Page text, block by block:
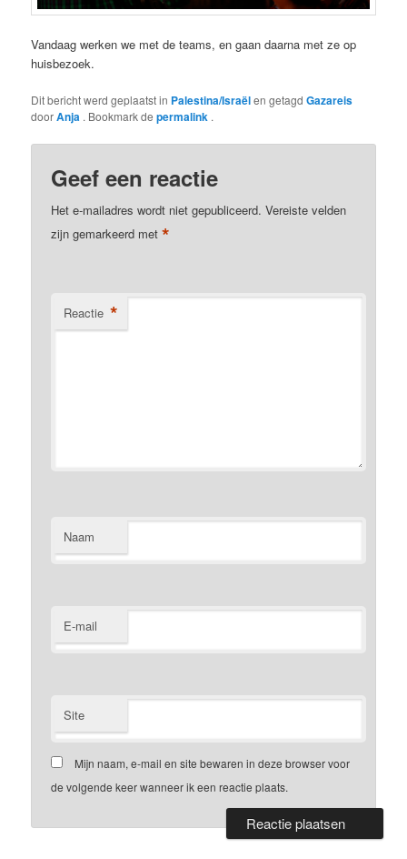
Vandaag werken we met de teams, en gaan daarna met ze op
huisbezoek.
Dit bericht werd geplaatst in Palestina/Israëlen getagdGazareis
doorAnja . Bookmark depermalink .
Geef een reactie
Het e-mailadres wordt niet gepubliceerd. Vereiste velden
zijn gemarkeerd met*
Reactie *
Naam
E-mail
Site
Mijn naam, e-mail en site bewaren in deze browser voor
de volgende keer wanneer ik een reactie plaats.